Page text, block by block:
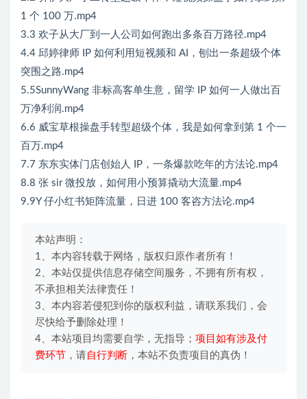
1 个 100 万.mp4
3.3 欢子从大厂到一人公司如何跑出多条百万路径.mp4
4.4 邱婷律师 IP 如何利用短视频和 AI，刨出一条超级个体
突围之路.mp4
5.5SunnyWang 非标高客单生意，留学 IP 如何一人做出百
万净利润.mp4
6.6 威宝草根操盘手转型超级个体，我是如何拿到第 1 个一
百万.mp4
7.7 东东实体门店创始人 IP，一条爆款吃年的方法论.mp4
8.8 张 sir 微投放，如何用小预算撬动大流量.mp4
9.9Y 仔小红书矩阵流量，日进 100 客咨方法论.mp4
本站声明：
1、本内容转载于网络，版权归原作者所有！
2、本站仅提供信息存储空间服务，不拥有所有权，
不承担相关法律责任！
3、本内容若侵犯到你的版权利益，请联系我们，会
尽快给予删除处理！
4、本站项目均需要自学，无指导； 项目如有涉及付
费环节 ，请自行判断 ，本站不负责项目的真伪！